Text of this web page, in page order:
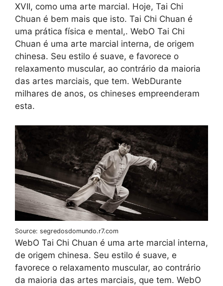
XVII, como uma arte marcial. Hoje, Tai Chi
Chuan é bem mais que isto. Tai Chi Chuan é
uma prática física e mental,. WebO Tai Chi
Chuan é uma arte marcial interna, de origem
chinesa. Seu estilo é suave, e favorece o
relaxamento muscular, ao contrário da maioria
das artes marciais, que tem. WebDurante
milhares de anos, os chineses empreenderam
esta.
Source: segredosdomundo.r7.com
WebO Tai Chi Chuan é uma arte marcial interna,
de origem chinesa. Seu estilo é suave, e
favorece o relaxamento muscular, ao contrário
da maioria das artes marciais, que tem. WebO